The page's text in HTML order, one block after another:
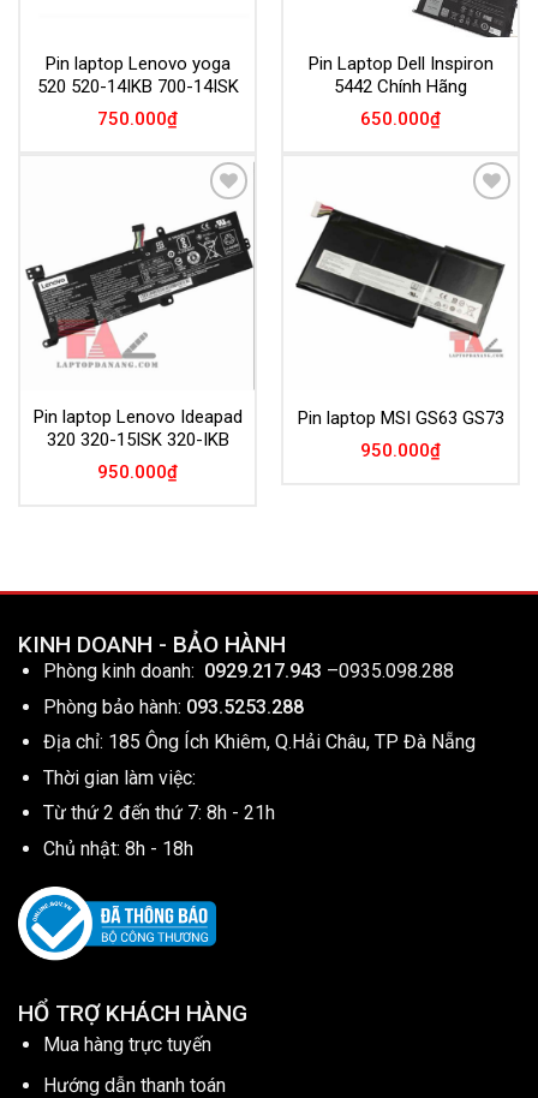
Pin laptop Lenovo yoga
520 520-14IKB 700-14ISK
750.000₫
Pin Laptop Dell Inspiron
5442 Chính Hãng
650.000₫
Add to
Wishlist
Pin laptop Lenovo Ideapad
320 320-15ISK 320-IKB
950.000₫
Pin laptop MSI GS63 GS73
950.000₫
KINH DOANH - BẢO HÀNH
Phòng kinh doanh: 0929.217.943 –0935.098.288
Phòng bảo hành: 093.5253.288
Địa chỉ: 185 Ông Ích Khiêm, Q.Hải Châu, TP Đà Nẵng
Thời gian làm việc:
Từ thứ 2 đến thứ 7: 8h - 21h
Chủ nhật: 8h - 18h
HỔ TRỢ KHÁCH HÀNG
Mua hàng trực tuyến
Hướng dẫn thanh toán